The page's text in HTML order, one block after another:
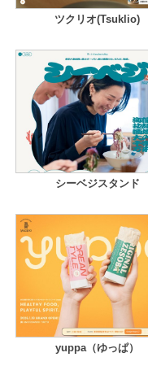
ツクリオ(Tsuklio)
シーベジスタンド
yuppa（ゆっぱ）